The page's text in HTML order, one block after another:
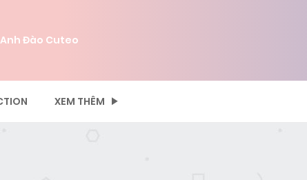
Đào Cuteo
XEM THÊM